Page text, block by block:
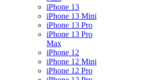
iPhone 13
iPhone 13 Mini
iPhone 13 Pro
iPhone 13 Pro
Max
iPhone 12
iPhone 12 Mini
iPhone 12 Pro